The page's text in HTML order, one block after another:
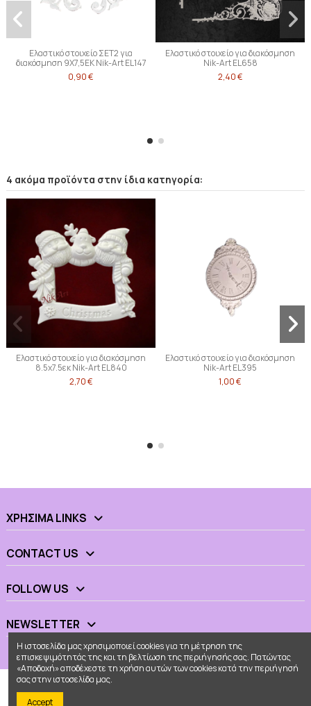
Ελαστικό στοιχείο ΣΕΤ2 για
διακόσμηση 9Χ7,5ΕΚ Nik-Art EL147
0,90 €
Ελαστικό στοιχείο για διακόσμηση
Nik-Art EL658
2,40 €
4 ακόμα προϊόντα στην ίδια κατηγορία:
Ελαστικό στοιχείο για διακόσμηση
8.5x7.5εκ Nik-Art EL840
2,70 €
Ελαστικό στοιχείο για διακόσμηση
Nik-Art EL395
1,00 €
ΧΡΉΣΙΜΑ LINKS
CONTACT US
FOLLOW US
NEWSLETTER
Η ιστοσελίδα μας χρησιμοποιεί cookies για τη μέτρηση της
επισκεψιμότητάς της και τη βελτίωση της περιήγησής σας. Πατώντας
«Αποδοχή» αποδέχεστε τη χρήση αυτών των cookies κατά την περιήγησή
σας στην ιστοσελίδα μας.
Accept